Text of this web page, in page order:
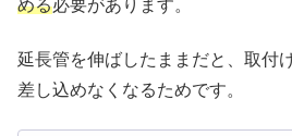
める必要があります。
延長管を伸ばしたままだと、取付
差し込めなくなるためです。